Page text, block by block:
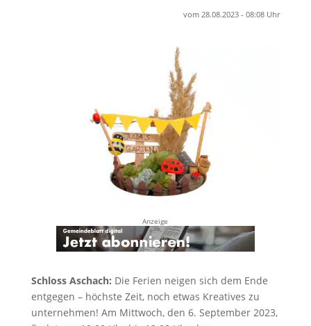
vom 28.08.2023 - 08:08 Uhr
Anzeige
Schloss Aschach: Die Ferien neigen sich dem Ende
entgegen – höchste Zeit, noch etwas Kreatives zu
unternehmen! Am Mittwoch, den 6. September 2023,